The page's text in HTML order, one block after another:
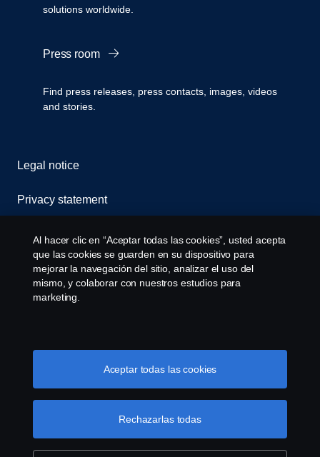
solutions worldwide.
Press room
Find press releases, press contacts, images, videos
and stories.
Legal notice
Privacy statement
Cookies
Contact us
Cookie settings
© Copyright Scania 2026 All rights reserved. Scania
CV AB (publ), SE-151 87 Södertälje, Sweden. Tel:
+46-8-55 38 10 00
Al hacer clic en “Aceptar todas las cookies”, usted acepta
que las cookies se guarden en su dispositivo para
mejorar la navegación del sitio, analizar el uso del
mismo, y colaborar con nuestros estudios para
marketing.
Rechazarlas todas
Aceptar todas las cookies